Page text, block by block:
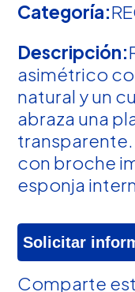
Categoría:
Descripción:
asimétrico
natural y un
abraza una
con broche
esponja
Solicitar
Comparte